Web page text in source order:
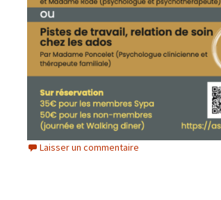
Laisser un commentaire